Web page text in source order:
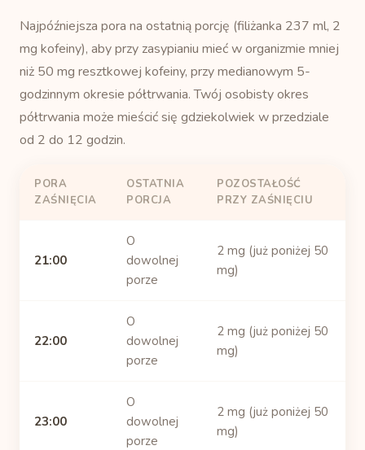
Najpóźniejsza pora na ostatnią porcję (filiżanka 237 ml, 2
mg kofeiny), aby przy zasypianiu mieć w organizmie mniej
niż 50 mg resztkowej kofeiny, przy medianowym 5-
godzinnym okresie półtrwania. Twój osobisty okres
półtrwania może mieścić się gdziekolwiek w przedziale
od 2 do 12 godzin.
PORA
ZAŚNIĘCIA
OSTATNIA
PORCJA
POZOSTAŁOŚĆ
PRZY ZAŚNIĘCIU
21:00
O
dowolnej
porze
2 mg (już poniżej 50
mg)
22:00
O
dowolnej
porze
2 mg (już poniżej 50
mg)
23:00
O
dowolnej
porze
2 mg (już poniżej 50
mg)